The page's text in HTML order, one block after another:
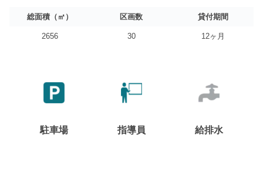
総面積（㎡） 区画数 貸付期間
2656 30 12ヶ月
駐車場 指導員 給排水